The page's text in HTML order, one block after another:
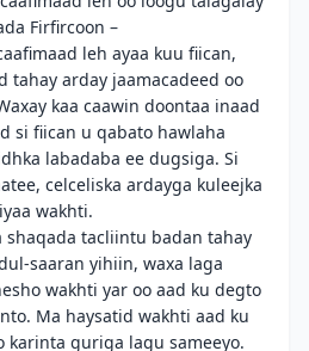
Firfircoon –
leh ayaa kuu fiican,
tahay arday jaamacadeed oo
kaa caawin doontaa inaad
si fiican u qabato hawlaha
labadaba ee dugsiga. Si
celceliska ardayga kuleejka
wakhti.
shaqada tacliintu badan tahay
saaran yihiin, waxa laga
wakhti yar oo aad ku degto
Ma haysatid wakhti aad ku
karinta guriga lagu sameeyo.